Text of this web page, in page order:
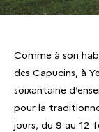
Comme à son
des Capucins, à
soixantaine
pour la
jours, du 9 au 12